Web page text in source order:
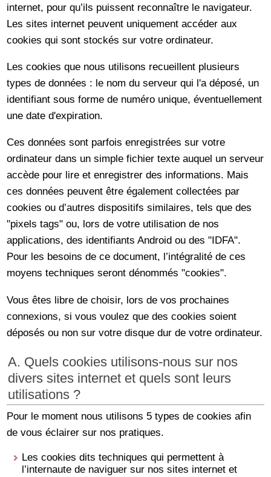
internet, pour qu’ils puissent reconnaître le navigateur.
Les sites internet peuvent uniquement accéder aux
cookies qui sont stockés sur votre ordinateur.
Les cookies que nous utilisons recueillent plusieurs
types de données : le nom du serveur qui l'a déposé, un
identifiant sous forme de numéro unique, éventuellement
une date d'expiration.
Ces données sont parfois enregistrées sur votre
ordinateur dans un simple fichier texte auquel un serveur
accède pour lire et enregistrer des informations. Mais
ces données peuvent être également collectées par
cookies ou d’autres dispositifs similaires, tels que des
"pixels tags" ou, lors de votre utilisation de nos
applications, des identifiants Android ou des "IDFA".
Pour les besoins de ce document, l’intégralité de ces
moyens techniques seront dénommés "cookies".
Vous êtes libre de choisir, lors de vos prochaines
connexions, si vous voulez que des cookies soient
déposés ou non sur votre disque dur de votre ordinateur.
A. Quels cookies utilisons-nous sur nos
divers sites internet et quels sont leurs
utilisations ?
Pour le moment nous utilisons 5 types de cookies afin
de vous éclairer sur nos pratiques.
Les cookies dits techniques qui permettent à
l’internaute de naviguer sur nos sites internet et